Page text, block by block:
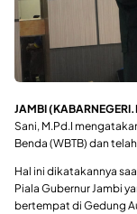
JAMBI
Sani, M.Pd.I
Benda (WBTB) dan
Hal ini dikatakannya
Piala Gubernur Jambi
bertempat di Gedung